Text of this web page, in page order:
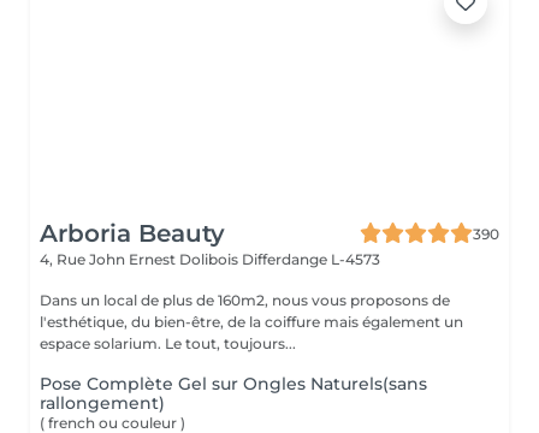
Arboria Beauty
390
4, Rue John Ernest Dolibois Differdange L-4573
Dans un local de plus de 160m2, nous vous proposons de
l'esthétique, du bien-être, de la coiffure mais également un
espace solarium. Le tout, toujours...
Pose Complète Gel sur Ongles Naturels(sans
rallongement)
( french ou couleur )